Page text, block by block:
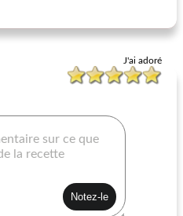
J'ai adoré